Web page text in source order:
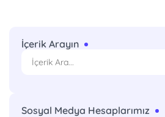
İçerik Arayın
Sosyal Medya Hesaplarımız